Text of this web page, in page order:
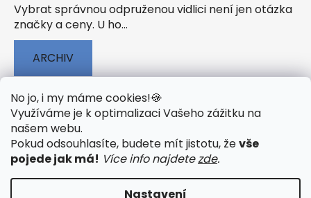
No jo, i my máme cookies!🍪
Využíváme je k optimalizaci Vašeho zážitku na
našem webu.
Pokud odsouhlasíte, budete mít jistotu, ževše
pojede jak má! Více info najdetezde.
Nastavení
Vybrat správnou odpruženou vidlici není jen otázka
značky a ceny. U ho...
ARCHIV
🟢 TECHNOLOGIE
🟢 O ELEKTROKOLECH
🟢 NÁVODY KE STAŽENÍ